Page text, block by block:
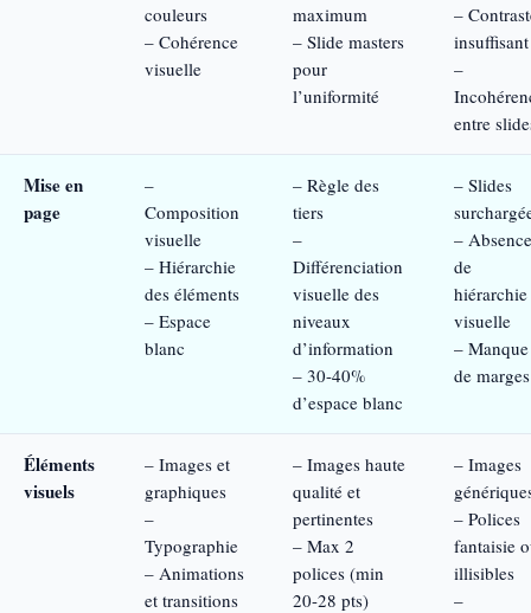
couleurs
– Cohérence
visuelle
maximum
– Slide masters
pour
l’uniformité
–
insuffisant
–
entre
Mise en
page
–
Composition
visuelle
– Hiérarchie
des éléments
– Espace
blanc
– Règle des
tiers
–
Différenciation
visuelle des
niveaux
d’information
– 30-40%
d’espace blanc
– Slides
– Absence
de
hiérarchie
visuelle
– Manque
de marges
Éléments
visuels
– Images et
graphiques
–
Typographie
– Animations
et transitions
– Images haute
qualité et
pertinentes
– Max 2
polices (min
20-28 pts)
– Images
– Polices
fantaisie
illisibles
–